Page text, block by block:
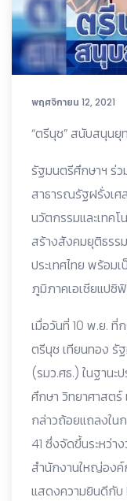
พฤศจิกายน 12, 2021
“ตรีนุช” สนับสนุนยุ
รัฐมนตรีศึกษาฯ ร่
สาธารณรัฐฝรั่งเศ
นวัตกรรมและเทค
สร้างสังคมยุติธร
ประเทศไทย พร้อม
ภูมิภาคเอเชียแปซิ
เมื่อวันที่ 10 พ.ย. ที่
ตรีนุช เทียนทอง รั
(รมว.ศธ.) ในฐานะ
ศึกษา วิทยาศาสตร์
กล่าวถ้อยแถลงใน
41 ซึ่งจัดขึ้นระหว่
สำนักงานใหญ่องค์
แสดงความยินดีกั